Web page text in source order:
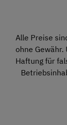
Alle Preise
ohne
Haftung für